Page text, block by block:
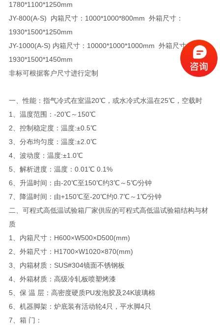
1780*1100*1250mm
JY-800(A-S) 内箱尺寸：1000*1000*800mm 外箱尺寸：
1930*1500*1250mm
JY-1000(A-S) 内箱尺寸：10000*1000*1000mm 外箱尺寸：
1930*1500*1450mm
非标可根据客户尺寸进行定制
一、性能：指气冷式在室温20℃，或水冷式水温在25℃，空载时
1、温度范围：-20℃～150℃
2、控制稳定度：温度:±0.5℃
3、分布均匀度：温度:±2.0℃
4、波动度：温度:±1.0℃
5、解析进度：温度：0.01℃ 0.1%
6、升温时间：由-20℃至150℃约3℃～5℃∕分钟
7、降温时间：由+150℃至-20℃约0.7℃～1℃∕分钟
二、 可程式高低温试验箱厂家供应的可程式高低温试验箱结构与材
质
1、内箱尺寸：H600×W500×D500(mm)
2、外箱尺寸：H1700×W1020×870(mm)
3、内箱材质：SUS#304镜面不锈钢板
4、外箱材质：高级冷轧板喷塑烤漆
5、保 温 层：高密度硬质PU发泡胶及24K玻璃棉
6、机器脚架：炉底装有活动轮4只，平水脚4只
7、箱 门：